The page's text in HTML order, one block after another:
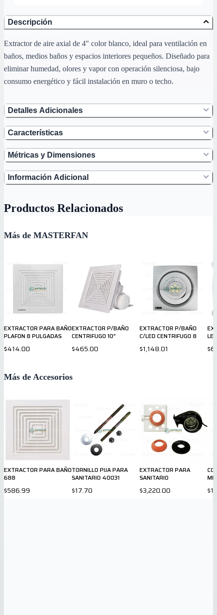
Descripción
Extractor de aire axial de 4" color blanco, ideal para ventilación en
baños, medios baños y espacios interiores pequeños. Diseñado para
eliminar humedad, olores y vapor con operación silenciosa, bajo
consumo energético y fácil instalación en muro o techo.
Detalles Adicionales
Características
Métricas y Dimensiones
Información Adicional
Productos Relacionados
Más de MASTERFAN
EXTRACTOR PARA BAÑO
PLAFON 8 PULGADAS
$414.00
EXTRACTOR P/BAÑO
CENTRIFUGO 10"
$465.00
EXTRACTOR P/BAÑO
C/LED CENTRIFUGO 8
$1,148.01
LED
Más de Accesorios
EXTRACTOR PARA BAÑO
688
$586.99
TORNILLO PIJA PARA
SANITARIO 40031
$17.70
EXTRACTOR PARA
SANITARIO
$3,220.00